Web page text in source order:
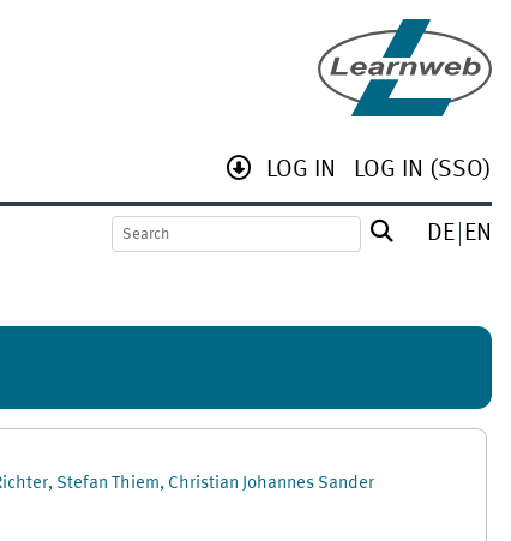
LOG IN LOG IN (SSO)
DE EN
Stefan Thiem, Christian Johannes Sander